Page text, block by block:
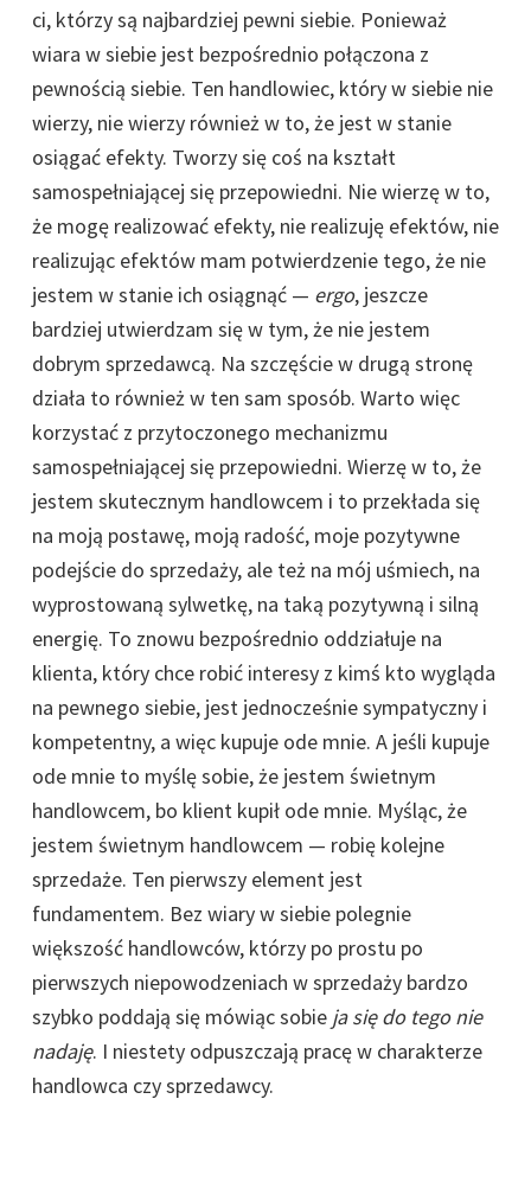
ci, którzy są najbardziej pewni siebie. Ponieważ
wiara w siebie jest bezpośrednio połączona z
pewnością siebie. Ten handlowiec, który w siebie nie
wierzy, nie wierzy również w to, że jest w stanie
osiągać efekty. Tworzy się coś na kształt
samospełniającej się przepowiedni. Nie wierzę w to,
że mogę realizować efekty, nie realizuję efektów, nie
realizując efektów mam potwierdzenie tego, że nie
jestem w stanie ich osiągnąć — ergo, jeszcze
bardziej utwierdzam się w tym, że nie jestem
dobrym sprzedawcą. Na szczęście w drugą stronę
działa to również w ten sam sposób. Warto więc
korzystać z przytoczonego mechanizmu
samospełniającej się przepowiedni. Wierzę w to, że
jestem skutecznym handlowcem i to przekłada się
na moją postawę, moją radość, moje pozytywne
podejście do sprzedaży, ale też na mój uśmiech, na
wyprostowaną sylwetkę, na taką pozytywną i silną
energię. To znowu bezpośrednio oddziałuje na
klienta, który chce robić interesy z kimś kto wygląda
na pewnego siebie, jest jednocześnie sympatyczny i
kompetentny, a więc kupuje ode mnie. A jeśli kupuje
ode mnie to myślę sobie, że jestem świetnym
handlowcem, bo klient kupił ode mnie. Myśląc, że
jestem świetnym handlowcem — robię kolejne
sprzedaże. Ten pierwszy element jest
fundamentem. Bez wiary w siebie polegnie
większość handlowców, którzy po prostu po
pierwszych niepowodzeniach w sprzedaży bardzo
szybko poddają się mówiąc sobie ja się do tego nie
nadaję. I niestety odpuszczają pracę w charakterze
handlowca czy sprzedawcy.